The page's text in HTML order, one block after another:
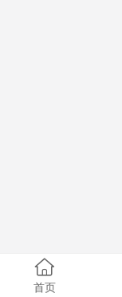
首页